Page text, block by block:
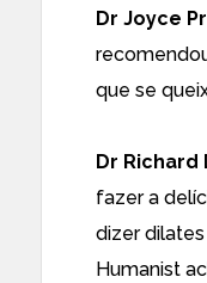
Dr Joyce
que se
Dr Richard
fazer a
dizer
Humanist